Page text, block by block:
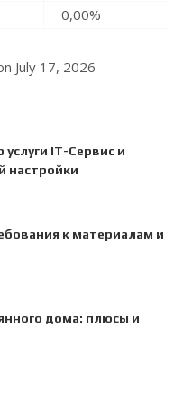
0,00%
July 17, 2026
IT-Сервис и
настройки
к материалам и
дома: плюсы и